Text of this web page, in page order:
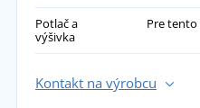
Potlač a
výšivka
Pre
Kontakt na výrobcu